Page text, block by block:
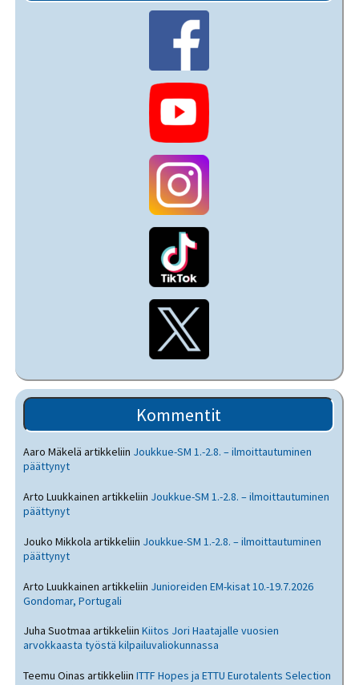
Kommentit
Aaro Mäkelä artikkeliin Joukkue-SM 1.-2.8. – ilmoittautuminen
päättynyt
Arto Luukkainen artikkeliin Joukkue-SM 1.-2.8. – ilmoittautuminen
päättynyt
Jouko Mikkola artikkeliin Joukkue-SM 1.-2.8. – ilmoittautuminen
päättynyt
Arto Luukkainen artikkeliin Junioreiden EM-kisat 10.-19.7.2026
Gondomar, Portugali
Juha Suotmaa artikkeliinKiitos Jori Haatajalle vuosien
arvokkaasta työstä kilpailuvaliokunnassa
Teemu Oinas artikkeliinITTF Hopes ja ETTU Eurotalents Selection